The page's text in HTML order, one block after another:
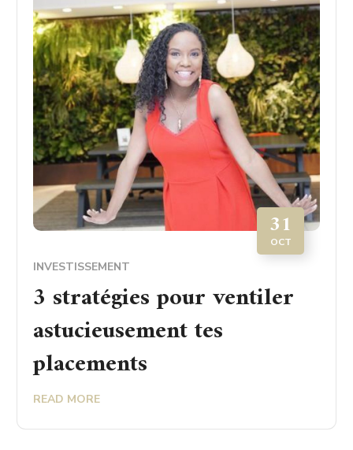
31
OCT
INVESTISSEMENT
3 stratégies pour ventiler
astucieusement tes
placements
READ MORE